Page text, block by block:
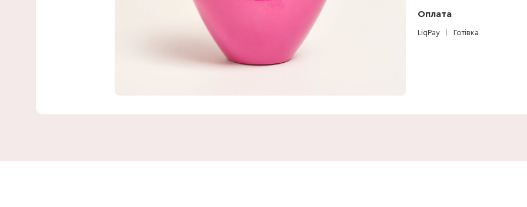
Оплата
LiqPay Готівка